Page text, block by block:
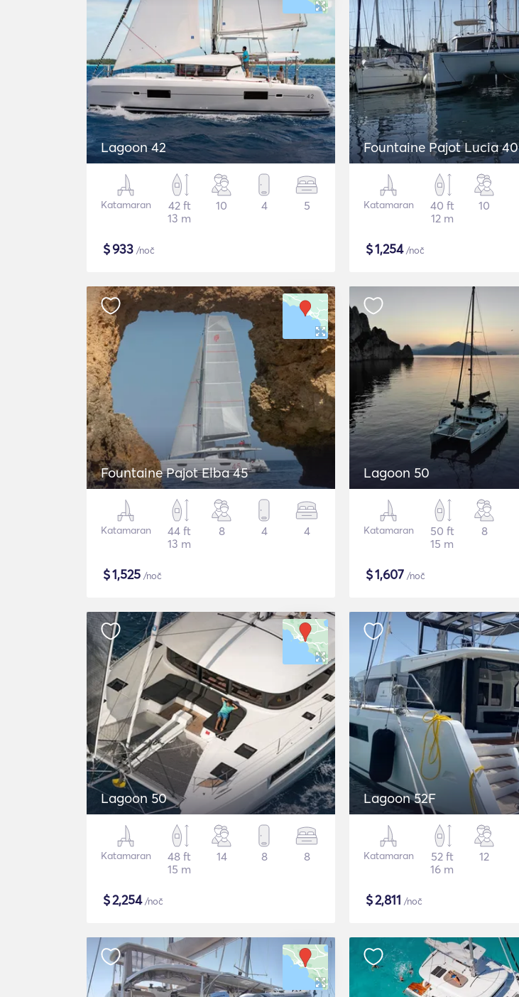
Lagoon 42
Katamaran
42 ft
13 m
10 4 5
$933 /noč
Fountaine Pajot Lucia 40
Katamaran
40 ft
12 m
10
$1,254/noč
Fountaine Pajot Elba 45
Katamaran
44 ft
13 m
8 4 4
$1,525 /noč
Lagoon 50
Katamaran
50 ft
15 m
8
$1,607 /noč
Lagoon 50
Katamaran
48 ft
15 m
14 8 8
$2,254/noč
Lagoon 52F
Katamaran
52 ft
16 m
12
$2,811 /noč